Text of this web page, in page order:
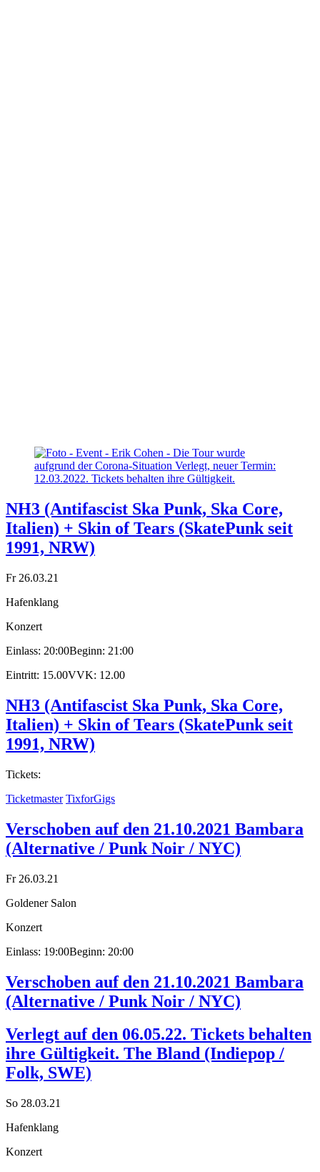
NH3 (Antifascist Ska Punk, Ska Core,
Italien) + Skin of Tears (SkatePunk seit
1991, NRW)
Fr 26.03.21
Hafenklang
Konzert
Einlass: 20:00Beginn: 21:00
Eintritt: 15.00VVK: 12.00
NH3 (Antifascist Ska Punk, Ska Core,
Italien) + Skin of Tears (SkatePunk seit
1991, NRW)
Tickets:
Ticketmaster TixforGigs
Verschoben auf den 21.10.2021 Bambara
(Alternative / Punk Noir / NYC)
Fr 26.03.21
Goldener Salon
Konzert
Einlass: 19:00Beginn: 20:00
Verschoben auf den 21.10.2021 Bambara
(Alternative / Punk Noir / NYC)
Verlegt auf den 06.05.22. Tickets behalten
ihre Gültigkeit. The Bland (Indiepop /
Folk, SWE)
So 28.03.21
Hafenklang
Konzert